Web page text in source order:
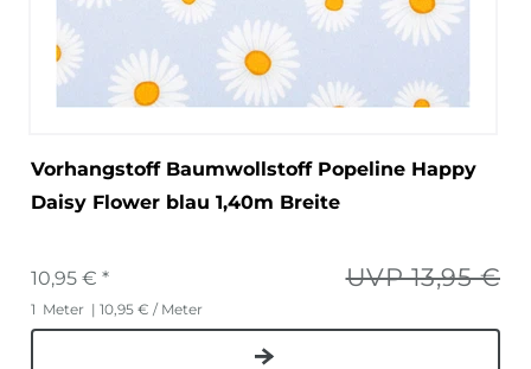
Vorhangstoff Baumwollstoff Popeline Happy
Daisy Flower blau 1,40m Breite
UVP 13,95 €
10,95 € *
1 Meter | 10,95 € / Meter